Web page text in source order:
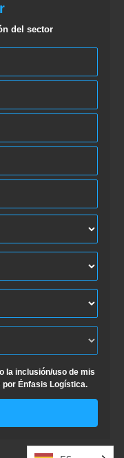
del sector
la inclusión/uso de mis
por Énfasis Logística.